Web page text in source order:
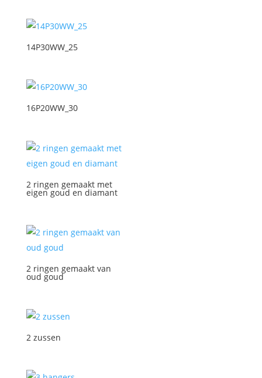
14P30WW_25
16P20WW_30
2 ringen gemaakt met
eigen goud en diamant
2 ringen gemaakt van
oud goud
2 zussen